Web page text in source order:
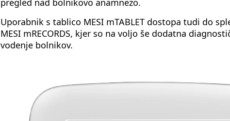
pregled nad bolnikovo anamnezo.
Uporabnik s tablico MESI mTABLET dostopa tudi do
MESI mRECORDS, kjer so na voljo še dodatna
vodenje bolnikov.